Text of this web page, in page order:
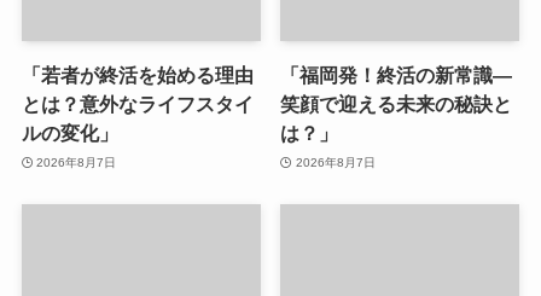
「若者が終活を始める理由
とは？意外なライフスタイ
ルの変化」
2026年8月7日
「福岡発！終活の新常識—
笑顔で迎える未来の秘訣と
は？」
2026年8月7日